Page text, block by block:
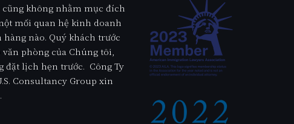
cũng không nhằm mục đích
mối quan hệ kinh doanh
hàng nào. Quý khách trước
văn phòng của Chúng tôi,
đặt lịch hẹn trước. Công Ty
Consultancy Group xin